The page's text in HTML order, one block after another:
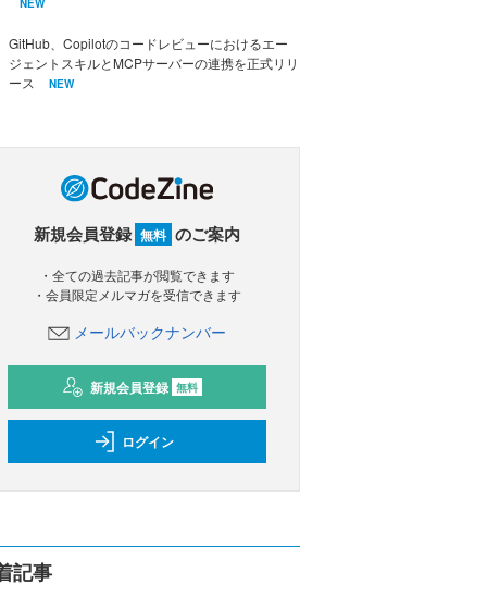
NEW
GitHub、Copilotのコードレビューにおけるエー
ジェントスキルとMCPサーバーの連携を正式リリ
ース
NEW
新規会員登録 無料 のご案内
・全ての過去記事が閲覧できます
・会員限定メルマガを受信できます
メールバックナンバー
新規会員登録 無料
ログイン
記事